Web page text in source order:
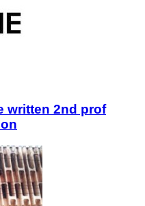
written 2nd prof